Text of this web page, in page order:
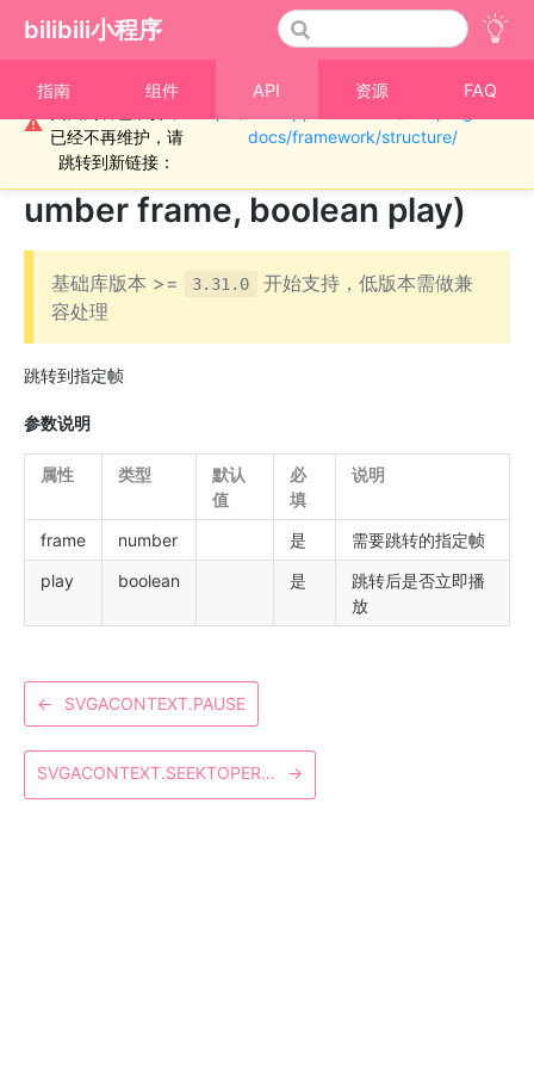
bilibili小程序
指南 组件 API 资源 FAQ
⚠
重要通知！！！本
已经不再维护，请
跳转到新链接：
docs/framework/structure/
› SVGA 动画
SVGAContext.seekToFrame(n
umber frame, boolean play)
基础库版本 >= 3.31.0
开始支持，低版本需做兼
容处理
跳转到指定帧
参数说明
属性 类型
默认
值
必
填
说明
frame number 是
需要跳转的指定帧
play
boolean 是
跳转后是否立即播
放
← SVGACONTEXT.PAUSE
SVGACONTEXT.SEEKTOPERCENTAGE →